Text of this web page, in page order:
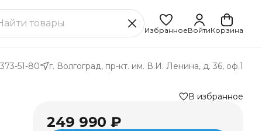
ИзбранноеВойтиКорзина
51-80 г. Волгоград, пр-кт. им. В.И. Ленина, д. 36, оф.1
В избранное
249 990 ₽